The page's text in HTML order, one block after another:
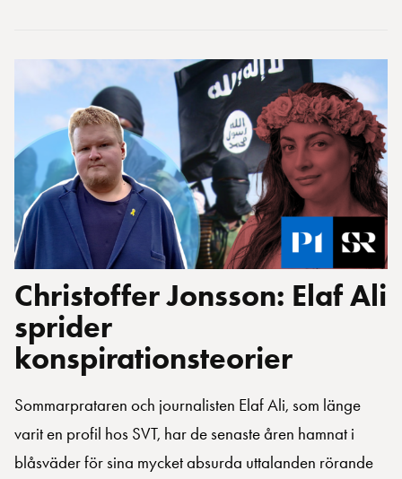
Christoffer Jonsson: Elaf Ali
sprider
konspirationsteorier
Sommarprataren och journalisten Elaf Ali, som länge
varit en profil hos SVT, har de senaste åren hamnat i
blåsväder för sina mycket absurda uttalanden rörande